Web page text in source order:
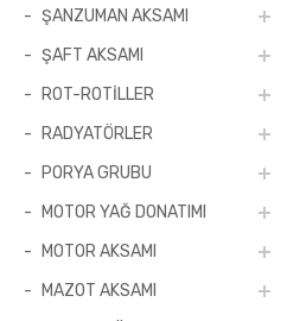
ŞANZUMAN AKSAMI
ŞAFT AKSAMI
ROT-ROTİLLER
RADYATÖRLER
PORYA GRUBU
MOTOR YAĞ DONATIMI
MOTOR AKSAMI
MAZOT AKSAMI